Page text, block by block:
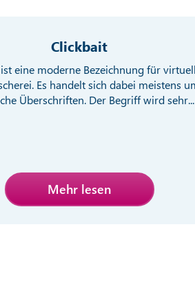
Clickbait
eine moderne Bezeichnung für
Es handelt sich dabei meistens
Überschriften. Der Begriff wird sehr...
Mehr lesen